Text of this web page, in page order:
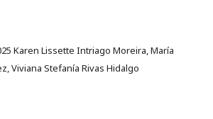
Karen Lissette Intriago Moreira, María
Viviana Stefanía Rivas Hidalgo